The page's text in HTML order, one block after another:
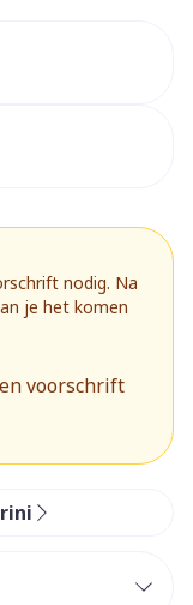
nodig. Na
je het komen
voorschrift